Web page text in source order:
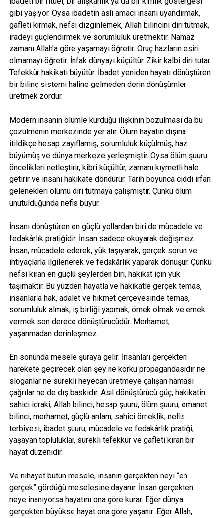
gibi yaşıyor. Oysa ibadetin asli amacı insanı uyandırmak,
gafleti kırmak, nefsi dizginlemek, Allah bilincini diri tutmak,
iradeyi güçlendirmek ve sorumluluk üretmektir. Namaz
zamanı Allah’a göre yaşamayı öğretir. Oruç hazların esiri
olmamayı öğretir. İnfak dünyayı küçültür. Zikir kalbi diri tutar.
Tefekkür hakikati büyütür. İbadet yeniden hayatı dönüştüren
bir bilinç sistemi haline gelmeden derin dönüşümler
üretmek zordur.
Modern insanın ölümle kurduğu ilişkinin bozulması da bu
çözülmenin merkezinde yer alır. Ölüm hayatın dışına
itildikçe hesap zayıflamış, sorumluluk küçülmüş, haz
büyümüş ve dünya merkeze yerleşmiştir. Oysa ölüm şuuru
öncelikleri netleştirir, kibri küçültür, zamanı kıymetli hale
getirir ve insanı hakikate döndürür. Tarih boyunca ciddi irfan
gelenekleri ölümü diri tutmaya çalışmıştır. Çünkü ölüm
unutulduğunda nefis büyür.
İnsanı dönüştüren en güçlü yollardan biri de mücadele ve
fedakârlık pratiğidir. İnsan sadece okuyarak değişmez.
İnsan, mücadele ederek, yük taşıyarak, gerçek sorun ve
ihtiyaçlarla ilgilenerek ve fedakârlık yaparak dönüşür. Çünkü
nefsi kıran en güçlü şeylerden biri, hakikat için yük
taşımaktır. Bu yüzden hayatla ve hakikatle gerçek temas,
insanlarla hak, adalet ve hikmet çerçevesinde temas,
sorumluluk almak, iş birliği yapmak, örnek olmak ve emek
vermek son derece dönüştürücüdür. Merhamet,
yaşanmadan derinleşmez.
En sonunda mesele şuraya gelir: İnsanları gerçekten
harekete geçirecek olan şey ne korku propagandasıdır ne
sloganlar ne sürekli heyecan üretmeye çalışan hamasi
çağrılar ne de dış baskıdır. Asıl dönüştürücü güç; hakikatin
sahici idraki, Allah bilinci, hesap şuuru, ölüm şuuru, emanet
bilinci, merhamet, güçlü anlam, sahici örneklik, nefis
terbiyesi, ibadet şuuru, mücadele ve fedakârlık pratiği,
yaşayan topluluklar, sürekli tefekkür ve gafleti kıran bir
hayat düzenidir.
Ve nihayet bütün mesele, insanın gerçekten neyi “en
gerçek” gördüğü meselesine dayanır. İnsan gerçekten
neye inanıyorsa hayatını ona göre kurar. Eğer dünya
gerçekten büyükse hayat ona göre yaşanır. Eğer Allah,